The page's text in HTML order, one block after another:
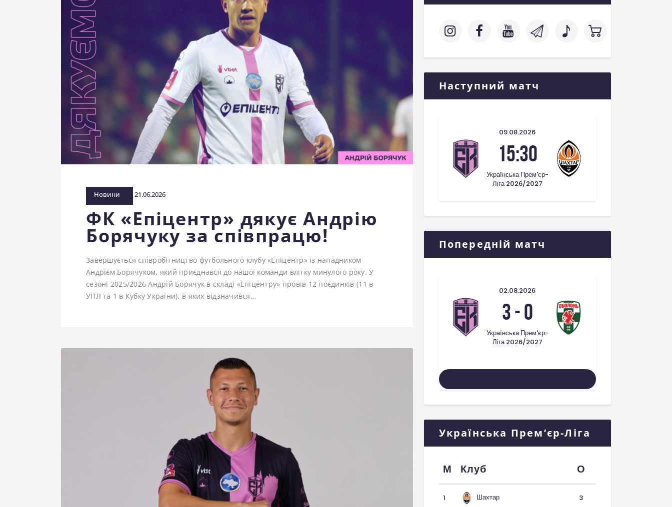
Новини 21.06.2026
ФК «Епіцентр» дякує Андрію
Борячуку за співпрацю!
Завершується співробітництво футбольного клубу «Епіцентр» із нападником
Андрієм Борячуком, який приєднався до нашої команди влітку минулого року. У
сезоні 2025/2026 Андрій Борячук в складі «Епіцентру» провів 12 поєдинків (11 в
УПЛ та 1 в Кубку України), в яких відзначився…
Наступний матч
09.08.2026
15:30
Українська Прем'єр-
Ліга 2026/2027
Попередній матч
02.08.2026
3-0
Українська Прем'єр-
Ліга 2026/2027
Українська Прем’єр-Ліга
М Клуб О
1 Шахтар 3